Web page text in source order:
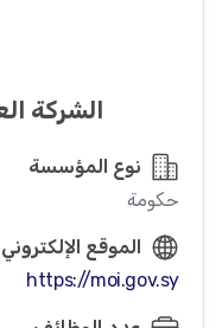
الشركة
نوع المؤسسة
حكومة
الموقع الإلكتروني
https://moi.gov.sy